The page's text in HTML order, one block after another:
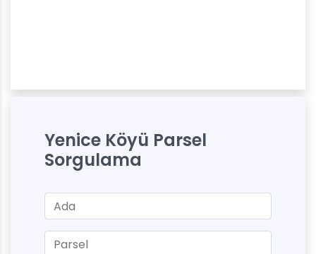
Yenice Köyü Parsel
Sorgulama